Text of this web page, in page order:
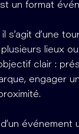
un format
s’agit d’une
lieux
clair :
engager
événement